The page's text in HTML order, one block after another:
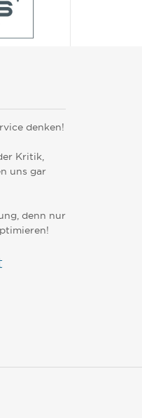
denken!
Kritik,
uns gar
denn nur